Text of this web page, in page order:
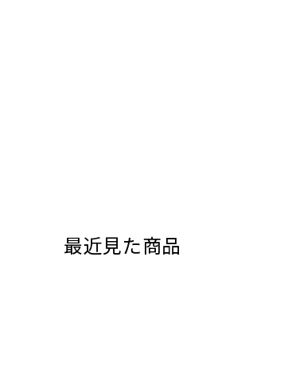
最近見た商品